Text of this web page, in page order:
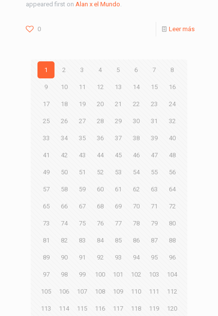
appeared first on Alan x el Mundo.
0 Leer más
1 2 3 4 5 6 7 8
9 10 11 12 13 14 15 16
17 18 19 20 21 22 23 24
25 26 27 28 29 30 31 32
33 34 35 36 37 38 39 40
41 42 43 44 45 46 47 48
49 50 51 52 53 54 55 56
57 58 59 60 61 62 63 64
65 66 67 68 69 70 71 72
73 74 75 76 77 78 79 80
81 82 83 84 85 86 87 88
89 90 91 92 93 94 95 96
97 98 99 100 101 102 103 104
105 106 107 108 109 110 111 112
113 114 115 116 117 118 119 120